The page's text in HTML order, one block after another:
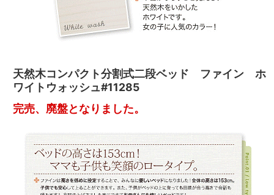
天然木コンパクト分割式二段ベッド ファイン ホ
ワイトウォッシュ#11285
完売、廃盤となりました。